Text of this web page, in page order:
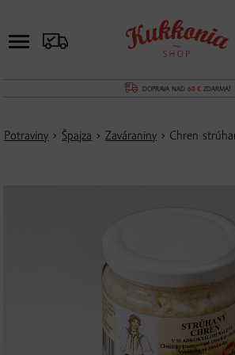
DOPRAVA NAD 60 €ZDARMA!
Potraviny › Špajza › Zaváraniny › Chren